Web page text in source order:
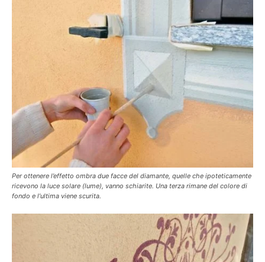
Per ottenere l’effetto ombra due facce del diamante, quelle che ipoteticamente
ricevono la luce solare (lume), vanno schiarite. Una terza rimane del colore di
fondo e l’ultima viene scurita.